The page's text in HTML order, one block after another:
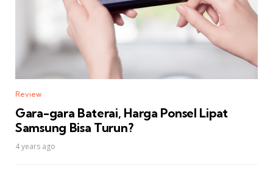
Review
Gara-gara Baterai, Harga Ponsel Lipat
Samsung Bisa Turun?
4 years ago